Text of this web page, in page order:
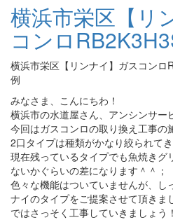
横浜市栄区【リ
コンロ
横浜市栄区【リンナイ】ガスコン
例
みなさま、こんにちわ！
横浜市の水道屋さん、アンシンサー
今回はガスコンロの取り換え工事の
2口タイプは種類がかなり絞られて
現在残っているタイプでも魚焼きグ
ないかぐらいの差になります＾＾；
色々な機能はついていませんが、し
ナイのタイプをご提案させて頂きま
ではさっそく工事していきましょう！